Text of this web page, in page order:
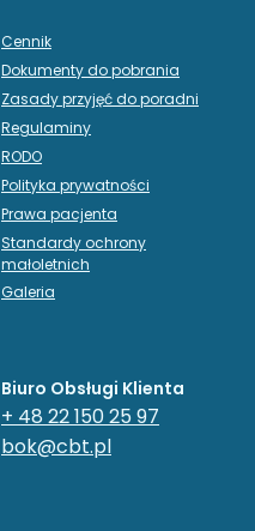
Cennik
Dokumenty do pobrania
Zasady przyjęć do poradni
Regulaminy
RODO
Polityka prywatności
Prawa pacjenta
Standardy ochrony
małoletnich
Galeria
Biuro Obsługi Klienta
+ 48 22 150 25 97
bok@cbt.pl